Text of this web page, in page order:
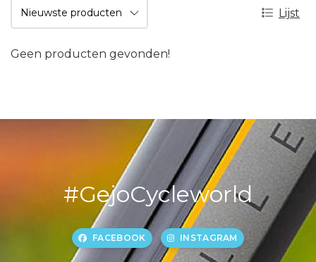
Lijst
Geen producten gevonden!
#GejoCycleworld
FACEBOOK INSTAGRAM